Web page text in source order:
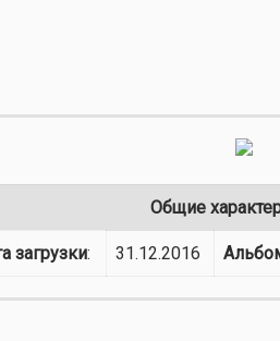
Общие
загрузки: 31.12.2016